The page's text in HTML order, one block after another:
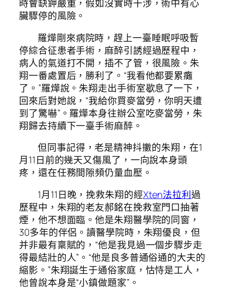
時會缺鉀嚴重，假如沒實時干涉，術中有心
臟驟停的風險。
羅燁剛來病院時，趕上一臺睡眠呼吸暫
停綜合征患者手術，麻醉引誘經過歷程中，
病人的氣道打不開，插不了管，很風險。朱
翔一番處置后，勝利了。“我看他都要累癱
了。”羅燁說。朱翔走出手術室歇息了一下，
回來后對她說，“我給你買麥當勞，你明天遭
到了驚嚇”。羅燁本身往辦公室吃麥當勞，朱
翔歸去持續下一臺手術麻醉。
但同事記得，老是精神抖擻的朱翔，在1
月11日前的幾天又傷風了，一向說本身頭
疼，還在任務間隙頻仍量血壓。
1月11日晚，挽救朱翔的經Xten法拉利過
歷程中，朱翔的老友郝銘在挽救室門口抽著
煙，他不想面臨。他是朱翔醫學院的同窗，
30多年的伴侶。讀醫學院時，朱翔優良，但
并非最有稟賦的，“他是我見過一個步驟步走
得最結壯的人”。“他是良多普通俗通的大夫的
縮影。”朱翔誕生于通俗家庭，怙恃是工人，
他曾說本身是“小鎮做題家”。